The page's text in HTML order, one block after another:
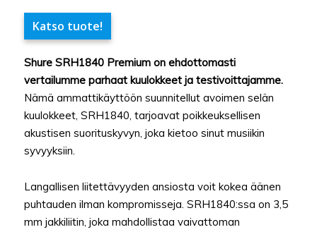
Katso tuote!
Shure SRH1840 Premium on ehdottomasti
vertailumme parhaat kuulokkeet ja testivoittajamme.
Nämä ammattikäyttöön suunnitellut avoimen selän
kuulokkeet, SRH1840, tarjoavat poikkeuksellisen
akustisen suorituskyvyn, joka kietoo sinut musiikin
syvyyksiin.
Langallisen liitettävyyden ansiosta voit kokea äänen
puhtauden ilman kompromisseja. SRH1840:ssa on 3,5
mm jakkiliitin, joka mahdollistaa vaivattoman